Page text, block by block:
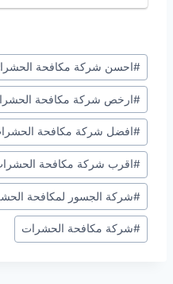
وسوم
المقال:
#احسن شركة مكافحة
#ارخص شركة مكافحة
#افضل شركة مكافحة
#اقرب شركة مكافحة
#شركة الجسور لمكافحة
#شركة مكافحة الحشرات